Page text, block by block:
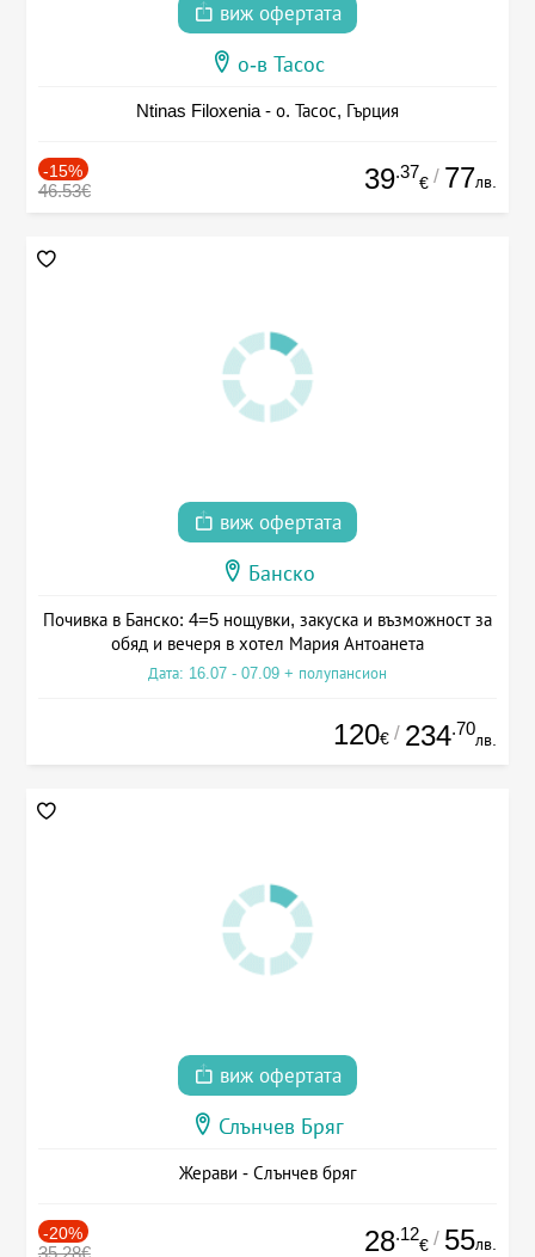
виж офертата
о-в Тасос
Ntinas Filoxenia - о. Тасос, Гърция
-15%
46.53€ 39.37
€ / 77лв.
виж офертата
Банско
Почивка в Банско: 4=5 нощувки, закуска и възможност за
обяд и вечеря в хотел Мария Антоанета
Дата: 16.07 - 07.09 + полупансион
120€ / 234.70
лв.
виж офертата
Слънчев Бряг
Жерави - Слънчев бряг
-20%
35.28€ 28.12
€ / 55лв.